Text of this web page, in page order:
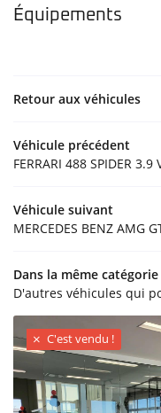
Équipements
Retour aux véhicules
Véhicule précédent
FERRARI 488 SPIDER 3.9
Véhicule suivant
MERCEDES BENZ AMG
Dans la même catégorie
D'autres véhicules qui
 C'est vendu !